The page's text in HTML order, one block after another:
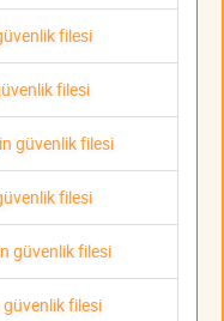
filesi
filesi
güvenlik filesi
filesi
güvenlik filesi
filesi